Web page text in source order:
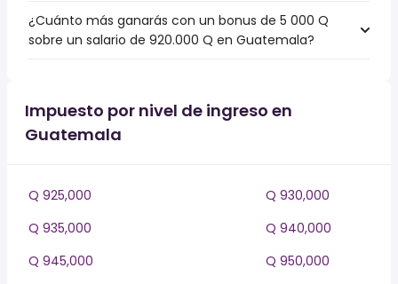
¿Cuánto más ganarás con un bonus de 5 000 Q
sobre un salario de 920.000 Q en Guatemala?
Impuesto por nivel de ingreso en
Guatemala
Q 925,000
Q 930,000
Q 935,000
Q 940,000
Q 945,000
Q 950,000